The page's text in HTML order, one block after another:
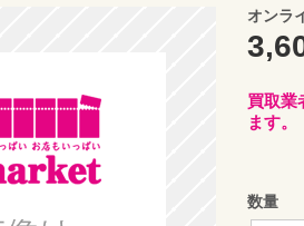
オンラ
買取業
ます。
数量